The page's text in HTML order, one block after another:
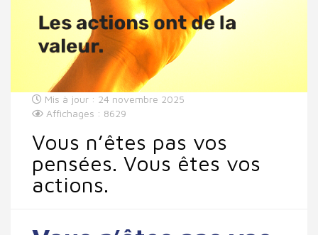
Mis à jour : 24 novembre 2025
Affichages : 8629
Vous n’êtes pas vos
pensées. Vous êtes vos
actions.